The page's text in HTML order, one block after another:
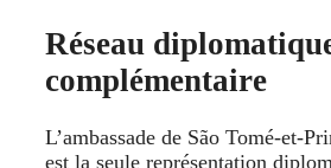
Réseau
complémentaire
L’ambassade de São
est la seule représentation